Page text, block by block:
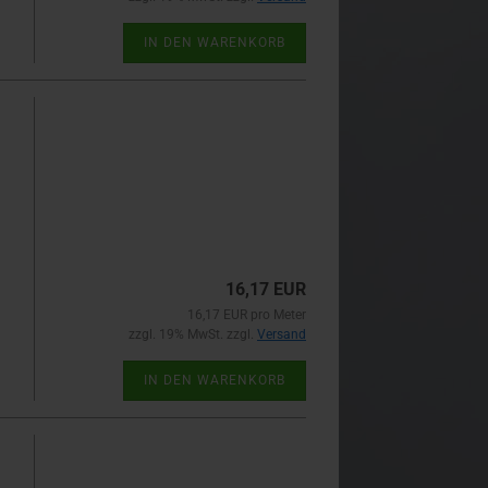
IN DEN WARENKORB
16,17 EUR
16,17 EUR pro Meter
zzgl. 19% MwSt. zzgl. Versand
IN DEN WARENKORB